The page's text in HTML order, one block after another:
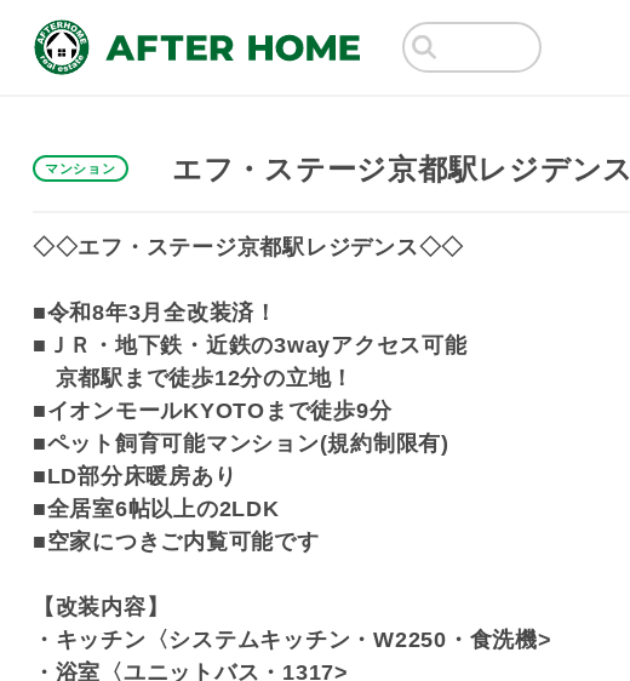
マンション エフ・ステージ京都駅レジデンス
◇◇エフ・ステージ京都駅レジデンス◇◇
■令和8年3月全改装済！
■ＪＲ・地下鉄・近鉄の3wayアクセス可能
京都駅まで徒歩12分の立地！
■イオンモールKYOTOまで徒歩9分
■ペット飼育可能マンション(規約制限有)
■LD部分床暖房あり
■全居室6帖以上の2LDK
■空家につきご内覧可能です
【改装内容】
・キッチン〈システムキッチン・W2250・食洗機>
・浴室〈ユニットバス・1317>